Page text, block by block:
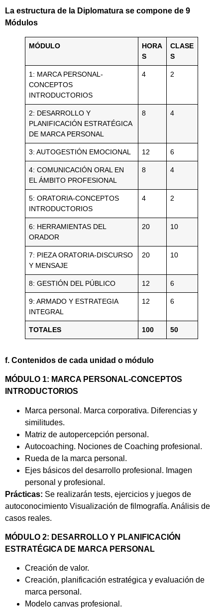
La estructura de la Diplomatura se compone de 9
Módulos
MÓDULO
HORA
S
CLASE
S
1: MARCA PERSONAL-
CONCEPTOS
INTRODUCTORIOS
4 2
2: DESARROLLO Y
PLANIFICACIÓN ESTRATÉGICA
DE MARCA PERSONAL
8 4
3: AUTOGESTIÓN EMOCIONAL 12 6
4: COMUNICACIÓN ORAL EN
EL ÁMBITO PROFESIONAL
8 4
5: ORATORIA-CONCEPTOS
INTRODUCTORIOS
4 2
6: HERRAMIENTAS DEL
ORADOR
20 10
7: PIEZA ORATORIA-DISCURSO
Y MENSAJE
20 10
8: GESTIÓN DEL PÚBLICO 12 6
9: ARMADO Y ESTRATEGIA
INTEGRAL
12 6
TOTALES 100 50
f. Contenidos de cada unidad o módulo
MÓDULO 1: MARCA PERSONAL-CONCEPTOS
INTRODUCTORIOS
Marca personal. Marca corporativa. Diferencias y
similitudes.
Matriz de autopercepción personal.
Autocoaching. Nociones de Coaching profesional.
Rueda de la marca personal.
Ejes básicos del desarrollo profesional. Imagen
personal y profesional.
Prácticas: Se realizarán tests, ejercicios y juegos de
autoconocimiento Visualización de filmografía. Análisis de
casos reales.
MÓDULO 2: DESARROLLO Y PLANIFICACIÓN
ESTRATÉGICA DE MARCA PERSONAL
Creación de valor.
Creación, planificación estratégica y evaluación de
marca personal.
Modelo canvas profesional.